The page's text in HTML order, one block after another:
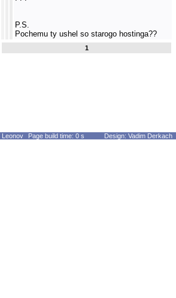
P.S.
Pochemu ty ushel so starogo hostinga??
1
Leonov Page build time: 0 s Design: Vadim Derkach